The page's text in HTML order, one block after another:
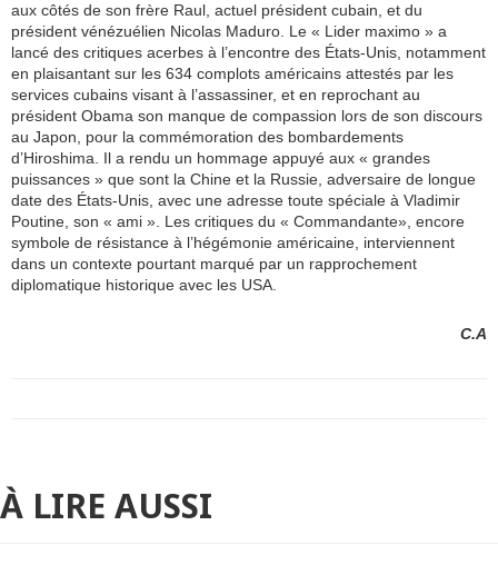
aux côtés de son frère Raul, actuel président cubain, et du
président vénézuélien Nicolas Maduro. Le « Lider maximo » a
lancé des critiques acerbes à l’encontre des États-Unis, notamment
en plaisantant sur les 634 complots américains attestés par les
services cubains visant à l’assassiner, et en reprochant au
président Obama son manque de compassion lors de son discours
au Japon, pour la commémoration des bombardements
d’Hiroshima. Il a rendu un hommage appuyé aux « grandes
puissances » que sont la Chine et la Russie, adversaire de longue
date des États-Unis, avec une adresse toute spéciale à Vladimir
Poutine, son « ami ». Les critiques du « Commandante», encore
symbole de résistance à l’hégémonie américaine, interviennent
dans un contexte pourtant marqué par un rapprochement
diplomatique historique avec les USA.
C.A
À LIRE AUSSI